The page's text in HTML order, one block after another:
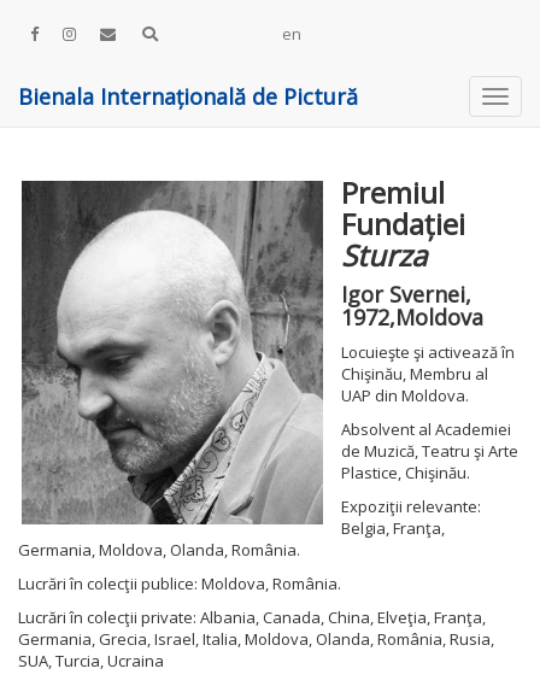
en
Bienala Internațională de Pictură
Premiul
Fundației
Sturza
Igor Svernei,
1972,Moldova
Locuieşte şi activează în
Chişinău, Membru al
UAP din Moldova.
Absolvent al Academiei
de Muzică, Teatru şi Arte
Plastice, Chişinău.
Expoziţii relevante:
Belgia, Franţa,
Germania, Moldova, Olanda, România.
Lucrări în colecţii publice: Moldova, România.
Lucrări în colecţii private: Albania, Canada, China, Elveţia, Franţa,
Germania, Grecia, Israel, Italia, Moldova, Olanda, România, Rusia,
SUA, Turcia, Ucraina